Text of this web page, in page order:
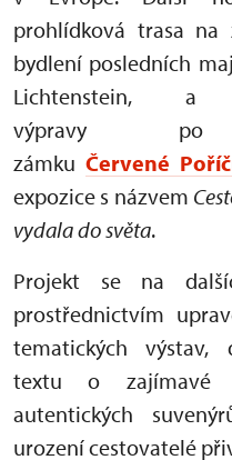
prohlídková trasa na
bydlení posledních
Lichtenstein, a
výpravy
zámku Červené
expozice s názvem
vydala do světa.
Projekt se na
prostřednictvím
tematických výstav,
textu o zajímavé
autentických
urození cestovatelé